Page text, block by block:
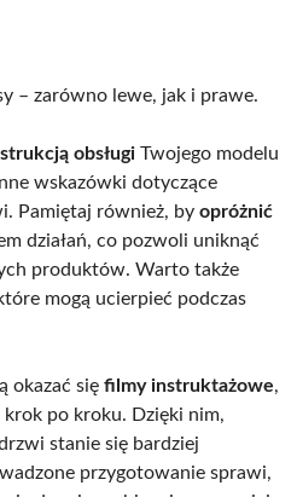
– zarówno lewe, jak i prawe.
obsługi Twojego modelu
wskazówki dotyczące
Pamiętaj również, by opróżnić
działań, co pozwoli uniknąć
produktów. Warto także
mogą ucierpieć podczas
okazać się filmy instruktażowe,
krok po kroku. Dzięki nim,
stanie się bardziej
przygotowanie sprawi,